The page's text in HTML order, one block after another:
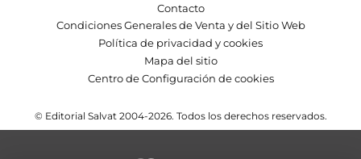
Contacto
Condiciones Generales de Venta y del Sitio Web
Política de privacidad y cookies
Mapa del sitio
Centro de Configuración de cookies
© Editorial Salvat 2004-2026. Todos los derechos reservados.